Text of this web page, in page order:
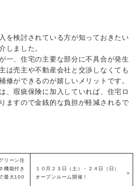
を検討されている方が知っておきたい
しました。
一、住宅の主要な部分に不具合が発生
は売主や不動産会社と交渉しなくても
修ができるのが嬉しいメリットです。
、瑕疵保険に加入していれば、住宅ロ
ますので金銭的な負担が軽減されるで
リーン住
機能付き
最大100
１０月２３日（土）・２４日（日）
オープンルーム開催！
»